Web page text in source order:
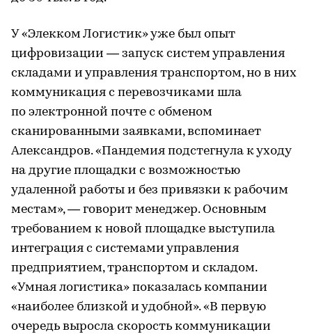
У «Элекком Логистик» уже был опыт
цифровизации — запуск систем управления
складами и управления транспортом, но в них
коммуникация с перевозчиками шла
по электронной почте с обменом
сканированными заявками, вспоминает
Александров. «Пандемия подстегнула к уходу
на другие площадки с возможностью
удаленной работы и без привязки к рабочим
местам», — говорит менеджер. Основным
требованием к новой площадке выступила
интеграция с системами управления
предприятием, транспортом и складом.
«Умная логистика» показалась компании
«наиболее близкой и удобной». «В первую
очередь выросла скорость коммуникации